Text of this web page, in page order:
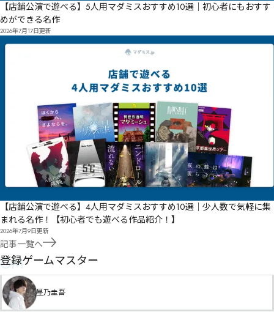
螕㟼頊㠃㠠㟴㟾枴㟻㟸㠣㞜㟞㠅㠅㠡㠃㠉㟻㟷㟨㠓ڮ㢐㡌㢜ڳ㟵㠏㠌㞻㠗㞱㠟㠑㠱㠗㠔㠞㠌㞺
㡯㡟㢅߿㠽㡒㠪斦惭㠚㠪㠤㠗㠰㟉㢲㡮㢾㠻滹朡㠺㢥㢻㢽㢩㢽㡻㢏㡂㢱㢒㢢㟜昋婀㡜㡆㠷㡇漎瀟繨㡅㡉
㡆㡖㡱㟬
㟹㣃㢒㢠㣚筽廰㠿㡾岂晪嚜瘂㡥宽㢆㡻㡕㡞㠁掱绺㡱㣋㣰㣅㡯紻㡠㢈㡤㠎㡠㡯㢘㡻㡕㢛㡶㡫㢘㢡㢅㢇
㤖㣥㣳㤭㢴㤎㤶㢶垥㢭㢪潸㢻噤綛㡑㤦㣵㤃㤽㣃謼鼺㢿錆衟㣊巸㣓㡟曒峬㣋鋓㣒㣈㣣㣯㣑㢬㡪㤲㥚㣛
㣀㣺㢺㣹㣚㢸㣊㣓㣾㢺㢻㣦㣄㡼
㤆㤭㣭㤑㥢㥰㦔㤔㦅㥛㥤㤞靜媸餈㣸㤣椁㤥錩㥋崄缸㤑㥉㤝㤯㤋㥋㤢㤦㤣㤳㤭ߏࣺ垃堟㤖㤎㥘㤶棬㤳㤷㤱
㤤㤽㣖㤳㤺㤹㥀㥢㤦㤿㤼㥆摨愕㣣㣮梿泘㤾㥱㤸㥑㣪㧂㦘㦡㥜塃㤺瑖宐㦄莾㥚㥟㤺㥟念甊㦌蘈梓㥒㥙
㦈㦌㥫㥆㤅㥣㥥㥭粒扻瓈圕㥺㦐㦙㦡㥭㤝㥹鎃㥬ࠝ㤖㤢㥷㥻㥸㦣楦樷㧿㧬㦱瀘㥲㦒㥧㥨㥽㦩㦑㥬㥴めܺ㤹
枥嶿㦛㦀㦚㤸ꂚ羶㦏㦽餹畿㦥㦌㧋㦙㧅㦭㦈㦐㦩㦭㦵㥋
茌㦴㦤㦴㦾韻字馧㦗㧂㨾㨬㩄㨶㩌㨓㧭橏擷㦵㧅鍠㧄㧁㧑㧄㦶㧏㥨㧉㧰㦰㧔㨻㩩㨶㦻㧴㧔㧘烘㧓㧝㧉
㨄㧟㥺㩣㩑㨯㩞㧬盀㨌㧹㦄
㦐㩅㨪㩰㨬㦊㩊㨯㩵㨱㦛㧹㧹㦒㩒㨷㨶㧽㩿㨻㪋㨫悌㨮㨃㨬㧿㨢㨯㨂㨥㧺捯㨦㨱㦩
荱㨟潫鮐㨣㦶絁玏㨦薂㧾㨚ࣄ㨁㨂㨇㧁莂㨎詵㩗㨥࣏㪜㩫㩹㪳絖惉㩟敖㩚㨣㨹㨽癍敮
緖墼澿焇㩊㪻㫑㪋㩈㨥㨨貛鈷㩷㩏㨭㩓㨴毻㨷惩㩘旼孔㩗㨾㩜㨷㨿㧶㨂執蜒貱鉍斱㩤㩔㩤汊嶚㩐㪄㩩
㩮㩞㩤㨔㩰鑺㩣㩗㨍钽㪐煴㩶㩠㪞㩽㩘壸㪥㪡㪃㨚铊㪝㫱㫀㫎㬈㪲ꄃ㪮㪍㩯㪈㪅㨩
㪁㪯㪵㩶㫴㬙㫮肴㪜㪡ॕॠ妑旬楌㪅法㩾㪡㨽㬒㫡㫯㬩㫓।९肾莪㪴慷㪰㪠㪰袌牐㪢㪩㪮㪛㪴㪱㪺㪭㩗
㬬㫻㬉㭃緦慙奏賍㪶㬈㭔㬫㫊磤領㫍㪾㫇㆑
痎腠㩮㬧㬵㭙㫙㭊㬠㬩㫤㭋㬚㬨㭢㫅㬄屶㬈㫉㫩㫣㫧檟㫦㫣㬘㫦㫘㫱㫶㪌
㭅㬼㬶㬱㫿㭊㭘㭼㬂娢搉㬂㪙㭎㮖㭊㮇㬌燊曪㫵㬴㬍曔講ভ媔ꎥে姾钪㬎㬒㭀㬜㪰㭥㮭㭡㮞৓া㬍㬝㪹
㮈㮶㮃㬫毘㬬犰㭒榻蚋㬚㭂㬔㭑৏娝铉㬭㬱㭟㬻㫏㮞㯌㮙ৱড়㬷㬻㬩㬿㬿㫚㭙㭮㭆㬧㬳㭝㭫㭉㬵㭰㭏㬯
㬻㭥㭋㭈㬵㭾㭄㫯
㭐㭚㭰㭝㯂㯰㮽㭤㭁臦㫾㮧㯤㮩㯦㭭㬀朑極稭耾㭯朖摹稲聃㭕礁㭣㭯㭬㭙㮢㭨ਰ
缑姷烺牂㮆盦烾୒煝ꂯ槄㮨㮂㮑㮋㭹㮑巇每㮐巛寵翙掭㮴㮃㭼㬯㰘㯔㰤㭾㬿渫悄㮎㮺㮢㭽㮅㊒ो㭊㮡㮥
㰴㰊㯂㮣㮉㮰㯋㯒㮱㯔㮗㮎㮰㮴㭐㯏㯤㮼㯗㮷㯆㯠㰬㯻㰉㱃㮧㮠㮡㯋㯂㯆㯋㯅㯂㯣㯄㮪㭩
【店舗公演で遊べる】5人用マダミスおすすめ10選｜初心者にもおすす
めができる名作
2026年7月17日更新
【店舗公演で遊べる】4人用マダミスおすすめ10選｜少人数で気軽に集
まれる名作！【初心者でも遊べる作品紹介！】
2026年7月9日更新
記事一覧へ
GM
登録ゲームマスター
星乃圭吾